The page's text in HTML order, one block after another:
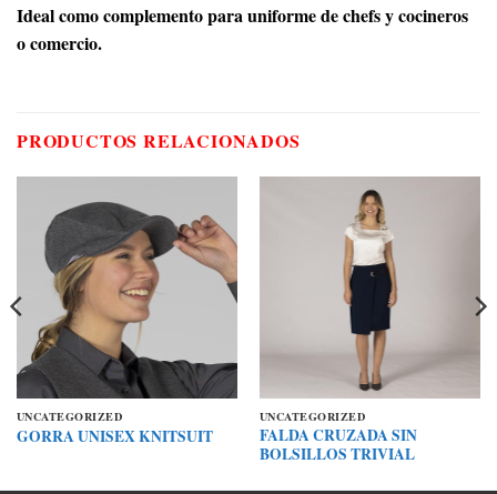
Ideal como complemento para uniforme de chefs y cocineros
o comercio.
PRODUCTOS RELACIONADOS
UNCATEGORIZED
GORRA UNISEX KNITSUIT
UNCATEGORIZED
FALDA CRUZADA SIN
BOLSILLOS TRIVIAL